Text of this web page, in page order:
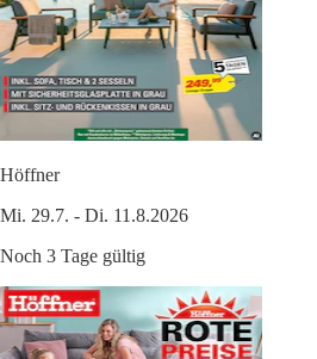
Höffner
Mi. 29.7. - Di. 11.8.2026
Noch 3 Tage gültig